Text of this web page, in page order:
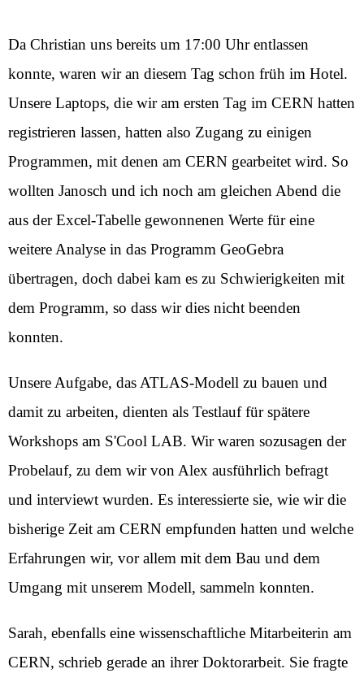
Da Christian uns bereits um 17:00 Uhr entlassen
konnte, waren wir an diesem Tag schon früh im Hotel.
Unsere Laptops, die wir am ersten Tag im CERN hatten
registrieren lassen, hatten also Zugang zu einigen
Programmen, mit denen am CERN gearbeitet wird. So
wollten Janosch und ich noch am gleichen Abend die
aus der Excel-Tabelle gewonnenen Werte für eine
weitere Analyse in das Programm GeoGebra
übertragen, doch dabei kam es zu Schwierigkeiten mit
dem Programm, so dass wir dies nicht beenden
konnten.
Unsere Aufgabe, das ATLAS-Modell zu bauen und
damit zu arbeiten, dienten als Testlauf für spätere
Workshops am S'Cool LAB. Wir waren sozusagen der
Probelauf, zu dem wir von Alex ausführlich befragt
und interviewt wurden. Es interessierte sie, wie wir die
bisherige Zeit am CERN empfunden hatten und welche
Erfahrungen wir, vor allem mit dem Bau und dem
Umgang mit unserem Modell, sammeln konnten.
Sarah, ebenfalls eine wissenschaftliche Mitarbeiterin am
CERN, schrieb gerade an ihrer Doktorarbeit. Sie fragte